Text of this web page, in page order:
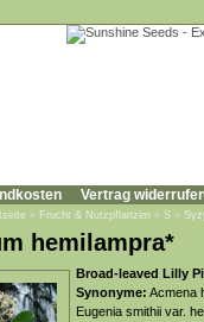
Vertrag
» Frucht & Nutzpflanzen » S »
hemilampra*
Broad-leaved Lilly
Synonyme: Acmena
Eugenia smithii var.